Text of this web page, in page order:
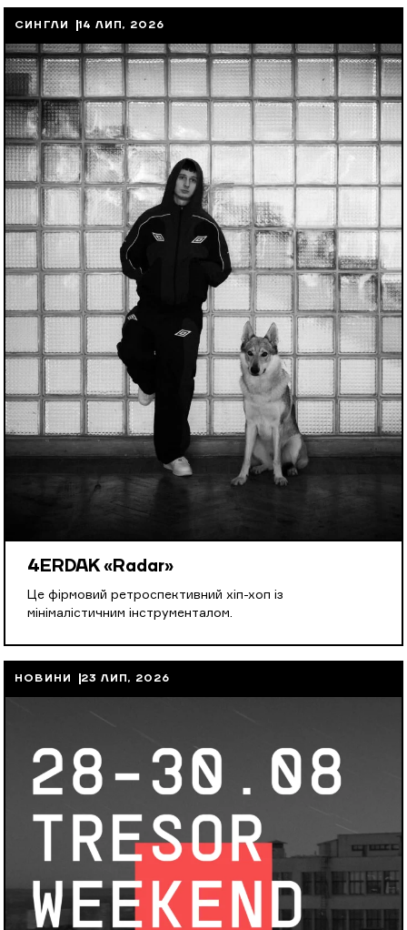
СИНГЛИ 14 ЛИП, 2026
4ERDAK «Radar»
Це фірмовий ретроспективний хіп-хоп із
мінімалістичним інструменталом.
НОВИНИ 23 ЛИП, 2026